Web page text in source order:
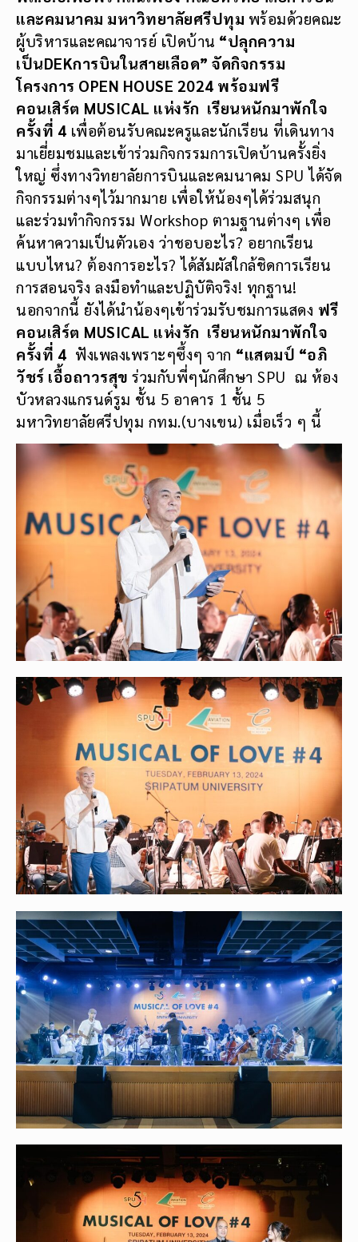
และคมนาคม มหาวิทยาลัยศรีปทุม พร้อมด้วยคณะ
ผู้บริหารและคณาจารย์ เปิดบ้าน “ปลุกความ
เป็นDEKการบินในสายเลือด” จัดกิจกรรม
โครงการ OPEN HOUSE 2024 พร้อมฟรี
คอนเสิร์ต MUSICAL แห่งรัก เรียนหนักมาพักใจ
ครั้งที่ 4 เพื่อต้อนรับคณะครูและนักเรียน ที่เดินทาง
มาเยี่ยมชมและเข้าร่วมกิจกรรมการเปิดบ้านครั้งยิ่ง
ใหญ่ ซึ่งทางวิทยาลัยการบินและคมนาคม SPU ได้จัด
กิจกรรมต่างๆไว้มากมาย เพื่อให้น้องๆได้ร่วมสนุก
และร่วมทำกิจกรรม Workshop ตามฐานต่างๆ เพื่อ
ค้นหาความเป็นตัวเอง ว่าชอบอะไร? อยากเรียน
แบบไหน? ต้องการอะไร? ได้สัมผัสใกล้ชิดการเรียน
การสอนจริง ลงมือทำและปฏิบัติจริง! ทุกฐาน!
นอกจากนี้ ยังได้นำน้องๆเข้าร่วมรับชมการแสดง ฟรี
คอนเสิร์ต MUSICAL แห่งรัก เรียนหนักมาพักใจ
ครั้งที่ 4 ฟังเพลงเพราะๆซึ้งๆ จาก “แสตมป์ “อภิ
วัชร์ เอื้อถาวรสุข ร่วมกับพี่ๆนักศึกษา SPU ณ ห้อง
บัวหลวงแกรนด์รูม ชั้น 5 อาคาร 1 ชั้น 5
มหาวิทยาลัยศรีปทุม กทม.(บางเขน) เมื่อเร็ว ๆ นี้